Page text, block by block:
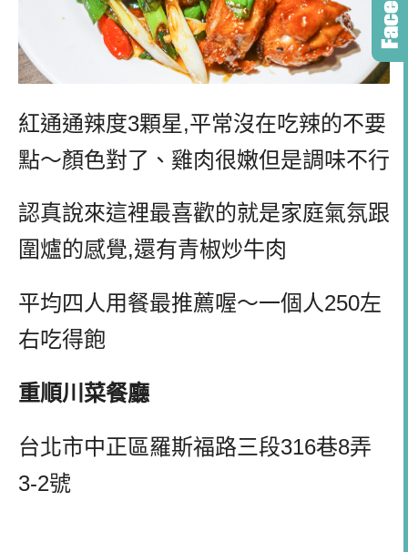
紅通通辣度3顆星,平常沒在吃辣的不要
點～顏色對了、雞肉很嫩但是調味不行
認真說來這裡最喜歡的就是家庭氣氛跟
圍爐的感覺,還有青椒炒牛肉
平均四人用餐最推薦喔～一個人250左
右吃得飽
重順川菜餐廳
台北市中正區羅斯福路三段316巷8弄
3-2號